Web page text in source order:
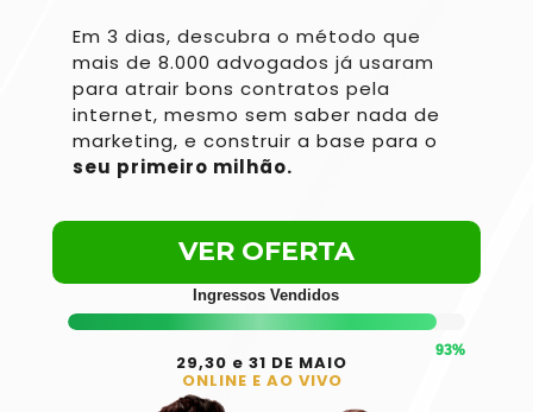
Em 3 dias, descubra o método que
mais de 8.000 advogados já usaram
para atrair bons contratos pela
internet, mesmo sem saber nada de
seu primeiro milhão.
VER OFERTA
Ingressos Vendidos
93%
29,30 e 31 DE MAIO
ONLINE E AO VIVO